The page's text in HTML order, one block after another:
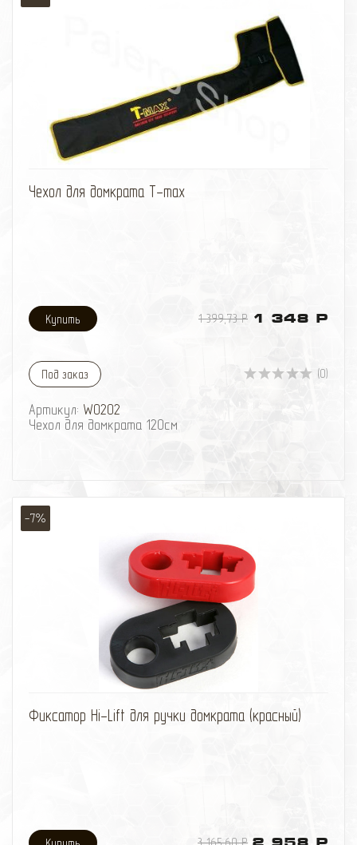
Чехол для домкрата T-max
1 399,73 Р 1 348 Р
Под заказ (0)
Артикул: W0202
Чехол для домкрата 120см
-7%
Фиксатор Hi-Lift для ручки домкрата (красный)
2 958 Р